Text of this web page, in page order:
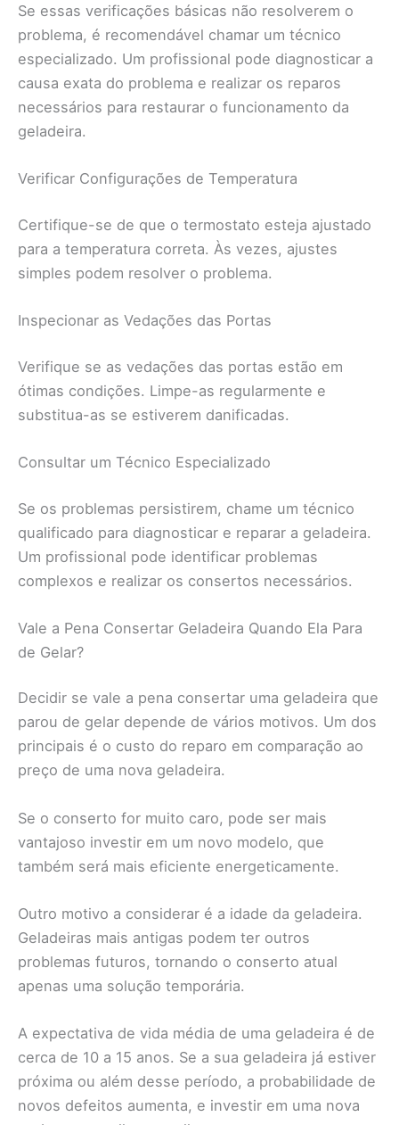
Se essas verificações básicas não resolverem o
problema, é recomendável chamar um técnico
especializado. Um profissional pode diagnosticar a
causa exata do problema e realizar os reparos
necessários para restaurar o funcionamento da
geladeira.
Verificar Configurações de Temperatura
Certifique-se de que o termostato esteja ajustado
para a temperatura correta. Às vezes, ajustes
simples podem resolver o problema.
Inspecionar as Vedações das Portas
Verifique se as vedações das portas estão em
ótimas condições. Limpe-as regularmente e
substitua-as se estiverem danificadas.
Consultar um Técnico Especializado
Se os problemas persistirem, chame um técnico
qualificado para diagnosticar e reparar a geladeira.
Um profissional pode identificar problemas
complexos e realizar os consertos necessários.
Vale a Pena Consertar Geladeira Quando Ela Para
de Gelar?
Decidir se vale a pena consertar uma geladeira que
parou de gelar depende de vários motivos. Um dos
principais é o custo do reparo em comparação ao
preço de uma nova geladeira.
Se o conserto for muito caro, pode ser mais
vantajoso investir em um novo modelo, que
também será mais eficiente energeticamente.
Outro motivo a considerar é a idade da geladeira.
Geladeiras mais antigas podem ter outros
problemas futuros, tornando o conserto atual
apenas uma solução temporária.
A expectativa de vida média de uma geladeira é de
cerca de 10 a 15 anos. Se a sua geladeira já estiver
próxima ou além desse período, a probabilidade de
novos defeitos aumenta, e investir em uma nova